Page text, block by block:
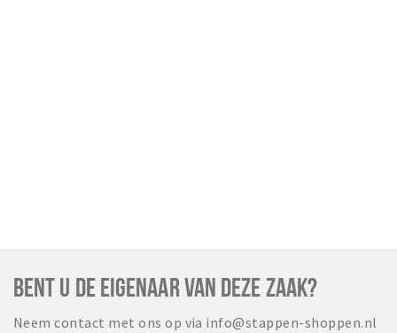
BENT U DE EIGENAAR VAN DEZE ZAAK?
Neem contact met ons op via info@stappen-shoppen.nl